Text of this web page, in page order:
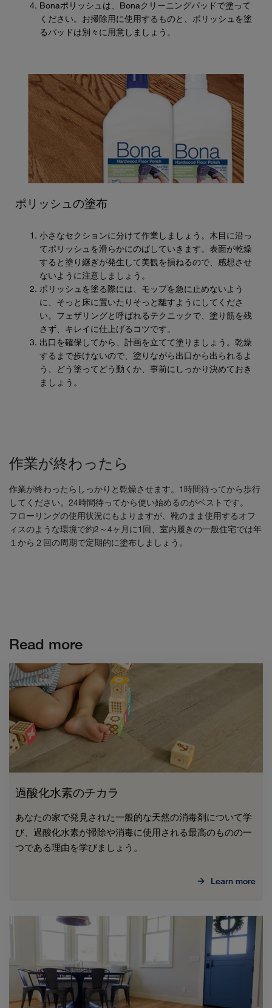
Bonaポリッシュは、Bonaクリーニングパッドで塗って
ください。お掃除用に使用するものと、ポリッシュを塗
るパッドは別々に用意しましょう。
ポリッシュの塗布
小さなセクションに分けて作業しましょう。木目に沿っ
てポリッシュを滑らかにのばしていきます。表面が乾燥
すると塗り継ぎが発生して美観を損ねるので、感想させ
ないように注意しましょう。
ポリッシュを塗る際には、モップを急に止めないよう
に、そっと床に置いたりそっと離すようにしてくださ
い。フェザリングと呼ばれるテクニックで、塗り筋を残
さず、キレイに仕上げるコツです。
出口を確保してから、計画を立てて塗りましょう。乾燥
するまで歩けないので、塗りながら出口から出られるよ
う、どう塗ってどう動くか、事前にしっかり決めておき
ましょう。
作業が終わったら
作業が終わったらしっかりと乾燥させます。1時間待ってから歩行
してください。24時間待ってから使い始めるのがベストです。
フローリングの使用状況にもよりますが、靴のまま使用するオフ
ィスのような環境で約2～4ヶ月に1回、室内履きの一般住宅では年
１から２回の周期で定期的に塗布しましょう。
Read more
過酸化水素のチカラ
あなたの家で発見された一般的な天然の消毒剤について学
び、過酸化水素が掃除や消毒に使用される最高のものの一
つである理由を学びましょう。
Learn more